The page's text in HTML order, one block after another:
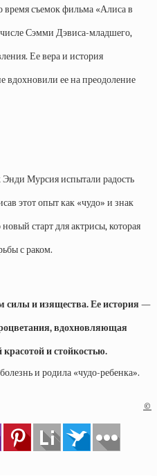
время съемок фильма «Алиса в
Сэмми Дэвиса-младшего,
Ее вера и история
вдохновили ее на преодоление
Мурсия испытали радость
этот опыт как «чудо» и знак
старт для актрисы, которая
с раком.
силы и изящества. Ее история —
вдохновляющая
и стойкостью.
и родила «чудо-ребенка».
©